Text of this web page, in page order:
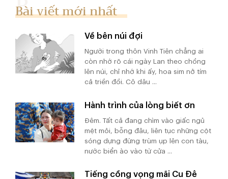
Bài viết mới nhất
Về bên núi đợi
Người trong thôn Vinh Tiên chẳng ai
còn nhớ rõ cái ngày Lan theo chồng
lên núi, chỉ nhớ khi ấy, hoa sim nở tím
cả triền đồi. Cô dâu ...
Hành trình của lòng biết ơn
Đêm. Tất cả đang chìm vào giấc ngủ
mệt mỏi, bỗng đâu, liên tục những cột
sóng dựng đứng trùm ụp lên con tàu,
nước biển ào vào từ cửa ...
Tiếng cồng vọng mãi Cu Đê